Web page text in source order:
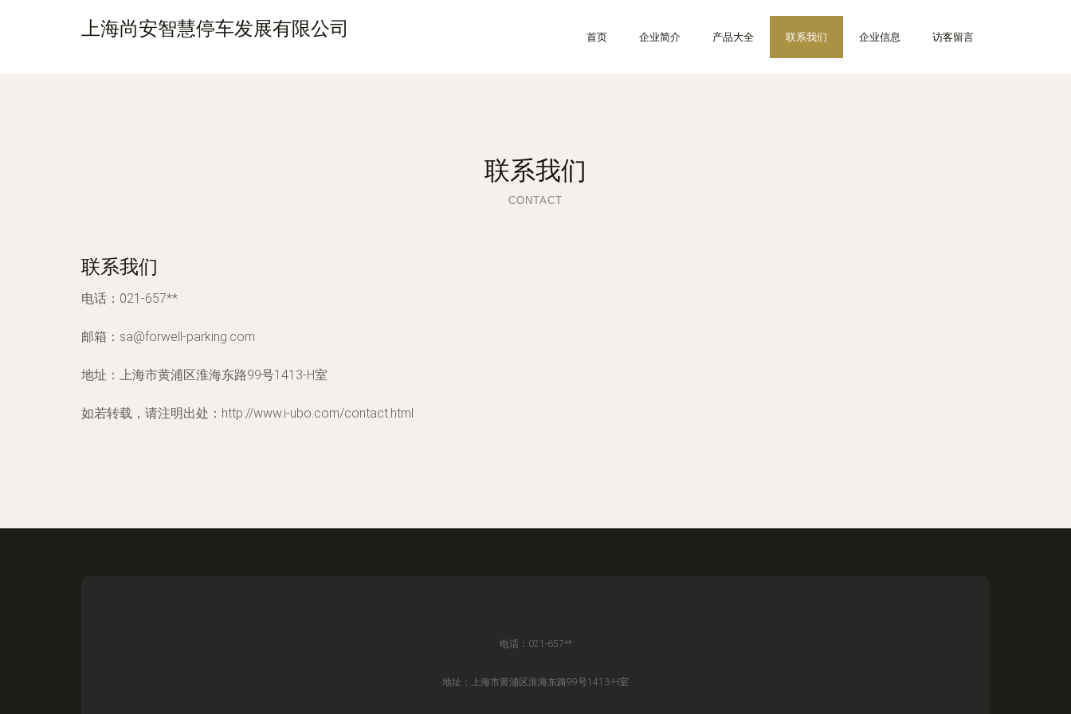
上海尚安智慧停车发展有限公司 首页 企业简介 产品大全 联系我们 企业信息 访客留言
联系我们
CONTACT
联系我们
电话：021-657**
邮箱： sa@forwell-parking.com
地址：上海市黄浦区淮海东路99号1413-H室
如若转载，请注明出处：http://www.i-ubo.com/contact.html
电话：021-657**
地址：上海市黄浦区淮海东路99号1413-H室